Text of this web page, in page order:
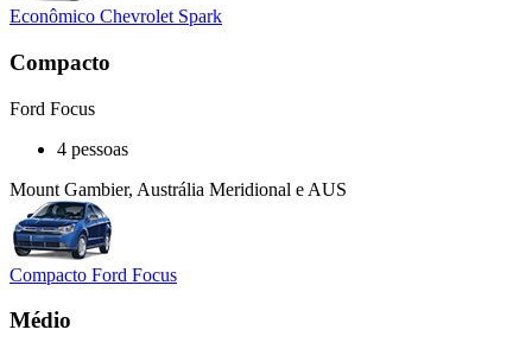
Econômico Chevrolet Spark
Compacto
Ford Focus
4 pessoas
Mount Gambier, Austrália Meridional e AUS
Compacto Ford Focus
Médio